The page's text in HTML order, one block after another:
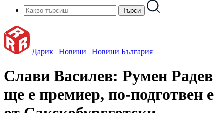
Дарик | Новини | Новини България
Слави Василев: Румен Радев
ще е премиер, по-подготвен е